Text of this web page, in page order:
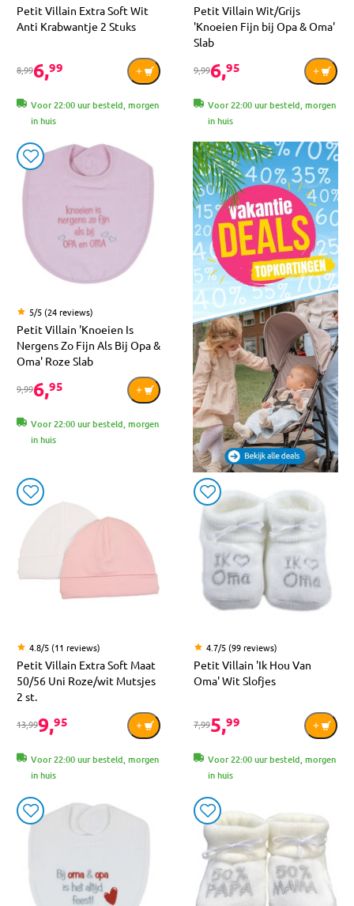
Petit Villain Extra Soft Wit
Anti Krabwantje 2 Stuks
8,996,99
Voor 22:00 uur besteld, morgen
in huis
Petit Villain Wit/Grijs
'Knoeien Fijn bij Opa & Oma'
Slab
9,996,95
Voor 22:00 uur besteld, morgen
in huis
5/5 (24 reviews)
Petit Villain 'Knoeien Is
Nergens Zo Fijn Als Bij Opa &
Oma' Roze Slab
9,996,95
Voor 22:00 uur besteld, morgen
in huis
4.8/5 (11 reviews)
Petit Villain Extra Soft Maat
50/56 Uni Roze/wit Mutsjes
2 st.
13,999,95
Voor 22:00 uur besteld, morgen
in huis
4.7/5 (99 reviews)
Petit Villain 'Ik Hou Van
Oma' Wit Slofjes
7,995,99
Voor 22:00 uur besteld, morgen
in huis